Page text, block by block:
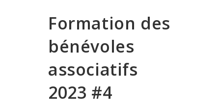
Formation des
bénévoles
associatifs
2023 #4